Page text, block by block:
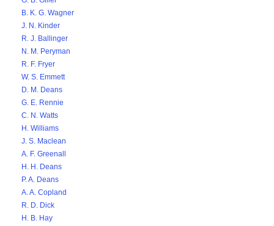
B. K. G. Wagner
J. N. Kinder
R. J. Ballinger
N. M. Peryman
R. F. Fryer
W. S. Emmett
D. M. Deans
G. E. Rennie
C. N. Watts
H. Williams
J. S. Maclean
A. F. Greenall
H. H. Deans
P. A. Deans
A. A. Copland
R. D. Dick
H. B. Hay